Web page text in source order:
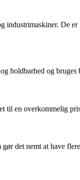
industrimaskiner. De
holdbarhed og
til en overkommelig
det nemt at have